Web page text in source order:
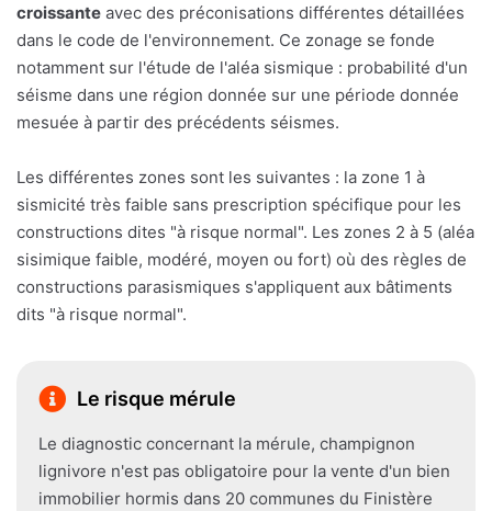
croissante avec des préconisations différentes détaillées
dans le code de l'environnement. Ce zonage se fonde
notamment sur l'étude de l'aléa sismique : probabilité d'un
séisme dans une région donnée sur une période donnée
mesuée à partir des précédents séismes.
Les différentes zones sont les suivantes : la zone 1 à
sismicité très faible sans prescription spécifique pour les
constructions dites "à risque normal". Les zones 2 à 5 (aléa
sisimique faible, modéré, moyen ou fort) où des règles de
constructions parasismiques s'appliquent aux bâtiments
dits "à risque normal".
Le risque mérule
Le diagnostic concernant la mérule, champignon
lignivore n'est pas obligatoire pour la vente d'un bien
immobilier hormis dans 20 communes du Finistère